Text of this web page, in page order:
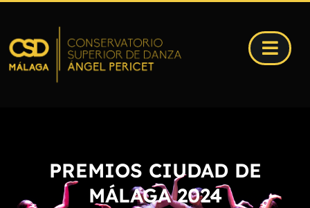
PREMIOS CIUDAD DE
MÁLAGA 2024